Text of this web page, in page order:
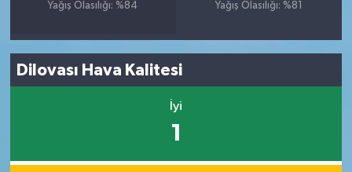
Yağış Olasılığı: %84
Yağış Olasılığı: %81
Dilovası Hava Kalitesi
İyi
1